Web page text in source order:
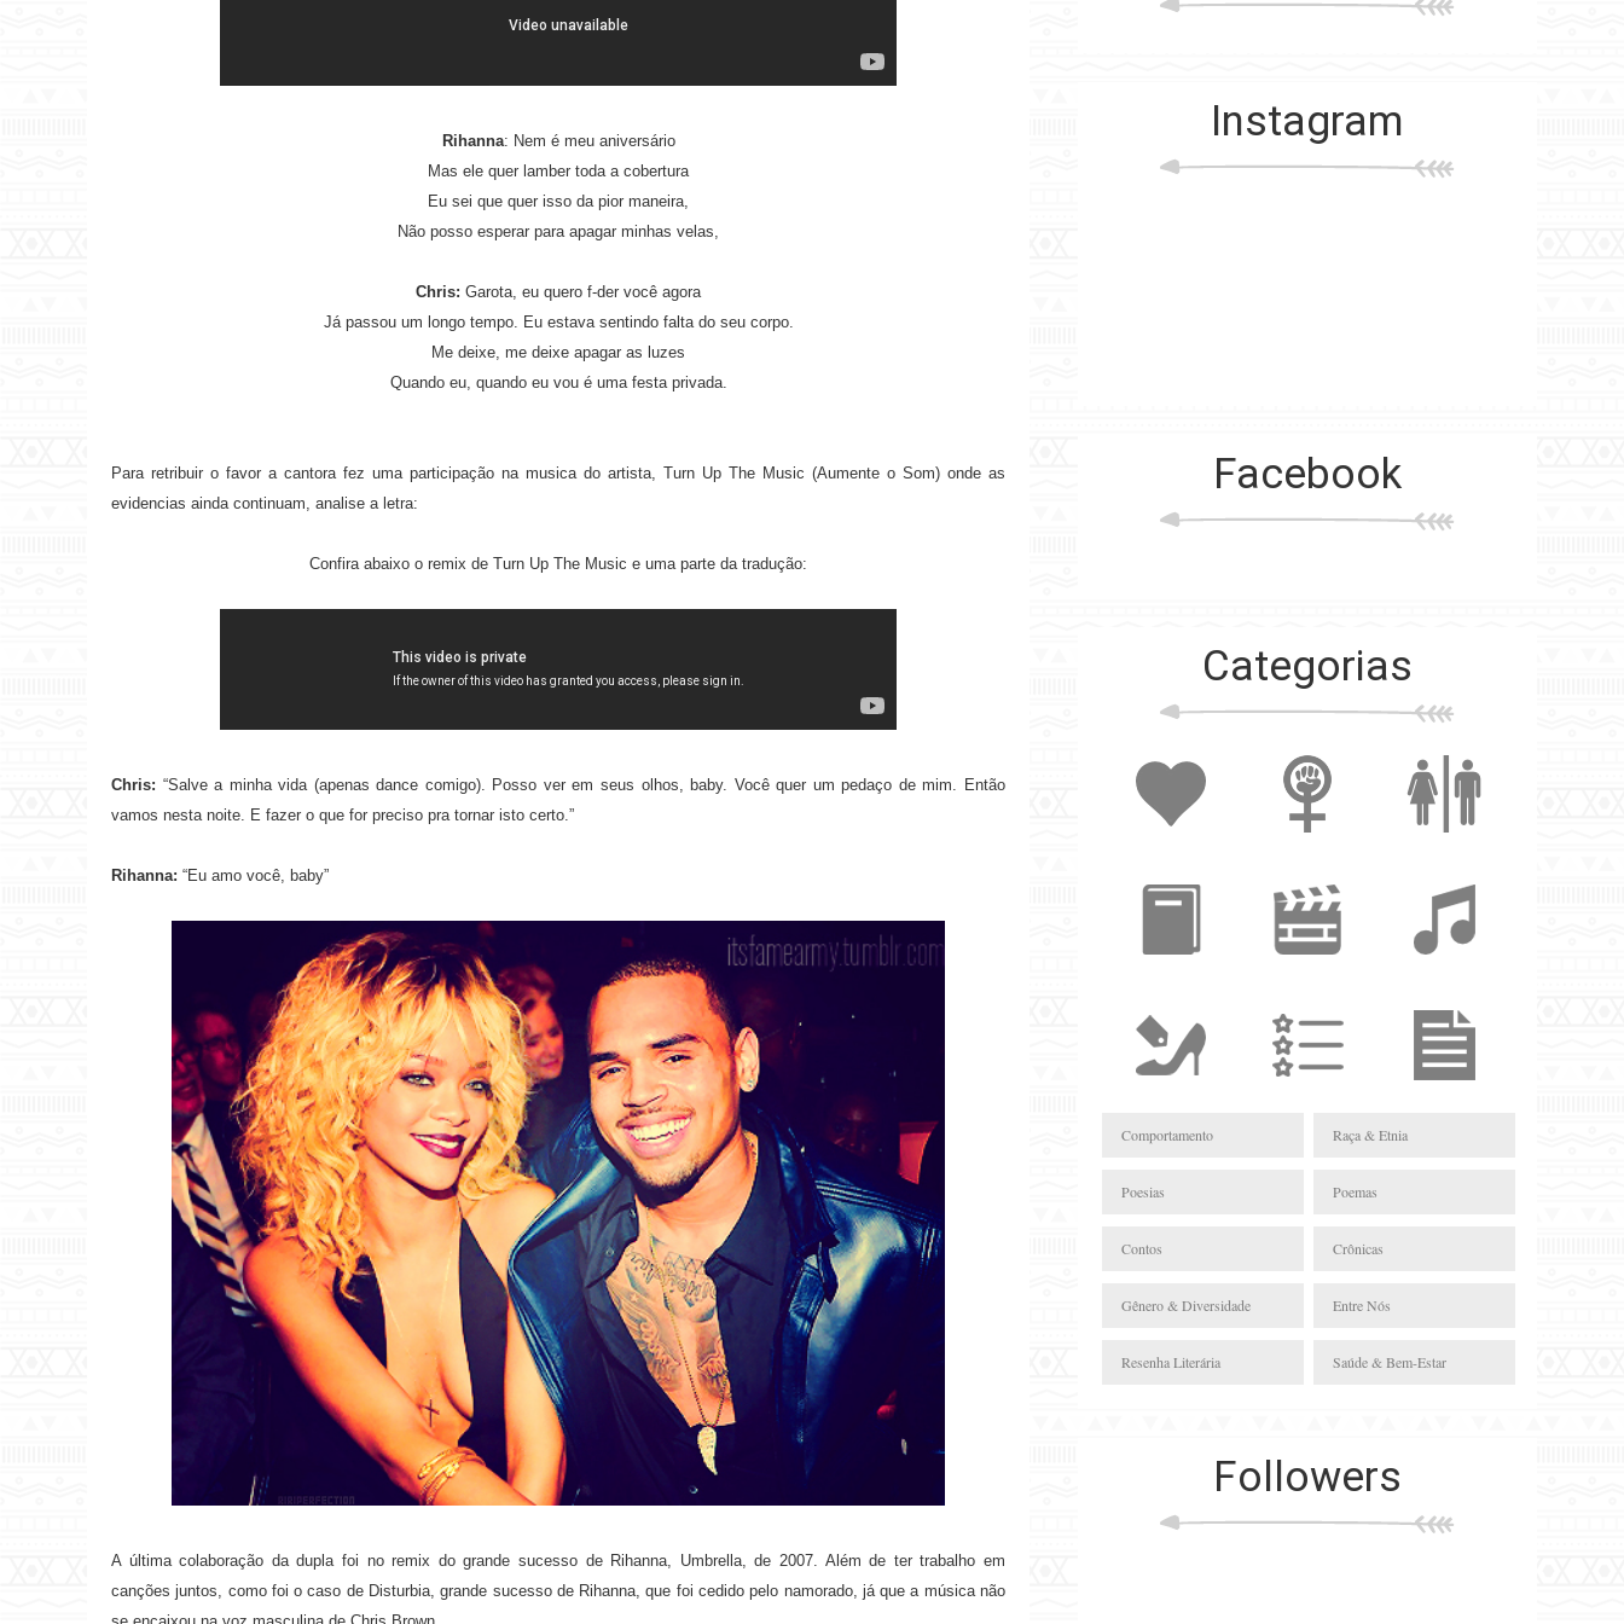
Rihanna: Nem é meu aniversário
Mas ele quer lamber toda a cobertura
Eu sei que quer isso da pior maneira,
Não posso esperar para apagar minhas velas,
Chris: Garota, eu quero f-der você agora
Já passou um longo tempo. Eu estava sentindo falta do seu corpo.
Me deixe, me deixe apagar as luzes
Quando eu, quando eu vou é uma festa privada.
Para retribuir o favor a cantora fez uma participação na musica do artista, Turn Up The Music (Aumente o Som) onde as
evidencias ainda continuam, analise a letra:
Confira abaixo o remix de Turn Up The Music e uma parte da tradução:
Chris: “Salve a minha vida (apenas dance comigo). Posso ver em seus olhos, baby. Você quer um pedaço de mim. Então
vamos nesta noite. E fazer o que for preciso pra tornar isto certo.”
Rihanna: “Eu amo você, baby”
A última colaboração da dupla foi no remix do grande sucesso de Rihanna, Umbrella, de 2007. Além de ter trabalho em
canções juntos, como foi o caso de Disturbia, grande sucesso de Rihanna, que foi cedido pelo namorado, já que a música não
Instagram
Facebook
Categorias
Comportamento
Poesias
Contos
Gênero & Diversidade
Resenha Literária
Raça & Etnia
Poemas
Crônicas
Entre Nós
Saúde & Bem-Estar
Followers